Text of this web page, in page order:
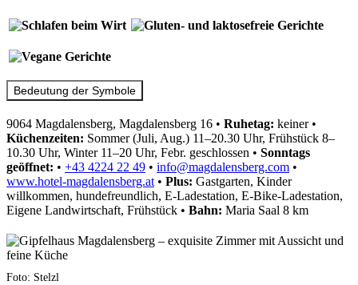
Bedeutung der Symbole
9064 Magdalensberg, Magdalensberg 16 • Ruhetag: keiner•
Küchenzeiten: Sommer (Juli, Aug.) 11–20.30 Uhr, Frühstück 8–
10.30 Uhr, Winter 11–20 Uhr, Febr. geschlossen • Sonntags
geöffnet: • +43 4224 22 49 • info@magdalensberg.com •
www.hotel-magdalensberg.at • Plus: Gastgarten, Kinder
willkommen, hundefreundlich, E-Ladestation, E-Bike-Ladestation,
Eigene Landwirtschaft, Frühstück • Bahn: Maria Saal 8 km
Foto: Stelzl